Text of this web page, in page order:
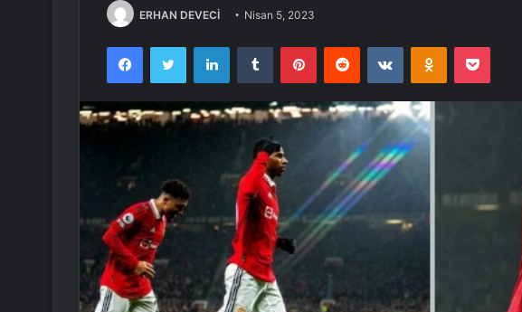
ERHAN DEVECİ Nisan 5, 2023
FacebookTwitter LinkedInTumblr PinterestReddit VKontakteOdnoklassniki
Pocket